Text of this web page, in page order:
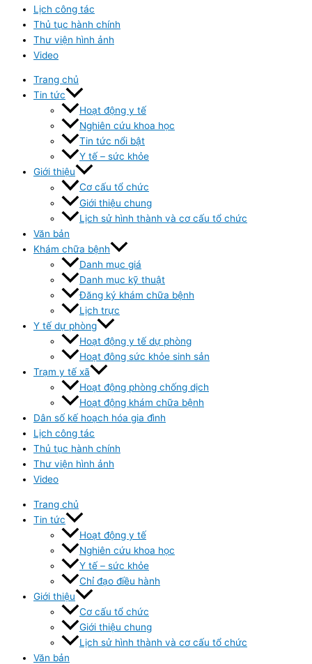
Lịch công tác
Thủ tục hành chính
Thư viện hình ảnh
Video
Trang chủ
Tin tức
Hoạt động y tế
Nghiên cứu khoa học
Tin tức nổi bật
Y tế – sức khỏe
Giới thiệu
Cơ cấu tổ chức
Giới thiệu chung
Lịch sử hình thành và cơ cấu tổ chức
Văn bản
Khám chữa bệnh
Danh mục giá
Danh mục kỹ thuật
Đăng ký khám chữa bệnh
Lịch trực
Y tế dự phòng
Hoạt động y tế dự phòng
Hoạt đông sức khỏe sinh sản
Trạm y tế xã
Hoạt động phòng chống dịch
Hoạt động khám chữa bệnh
Dân số kế hoạch hóa gia đình
Lịch công tác
Thủ tục hành chính
Thư viện hình ảnh
Video
Trang chủ
Tin tức
Hoạt động y tế
Nghiên cứu khoa học
Y tế – sức khỏe
Chỉ đạo điều hành
Giới thiệu
Cơ cấu tổ chức
Giới thiệu chung
Lịch sử hình thành và cơ cấu tổ chức
Văn bản